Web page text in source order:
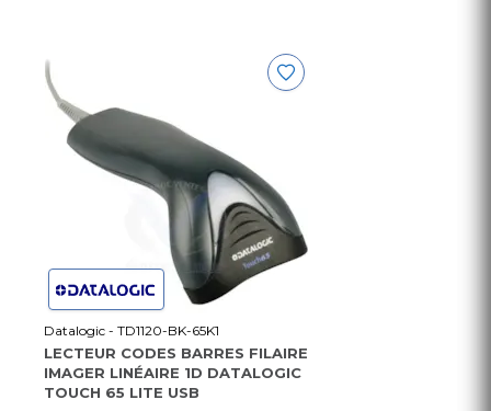
Datalogic - TD1120-BK-65K1
LECTEUR CODES BARRES FILAIRE
IMAGER LINÉAIRE 1D DATALOGIC
TOUCH 65 LITE USB